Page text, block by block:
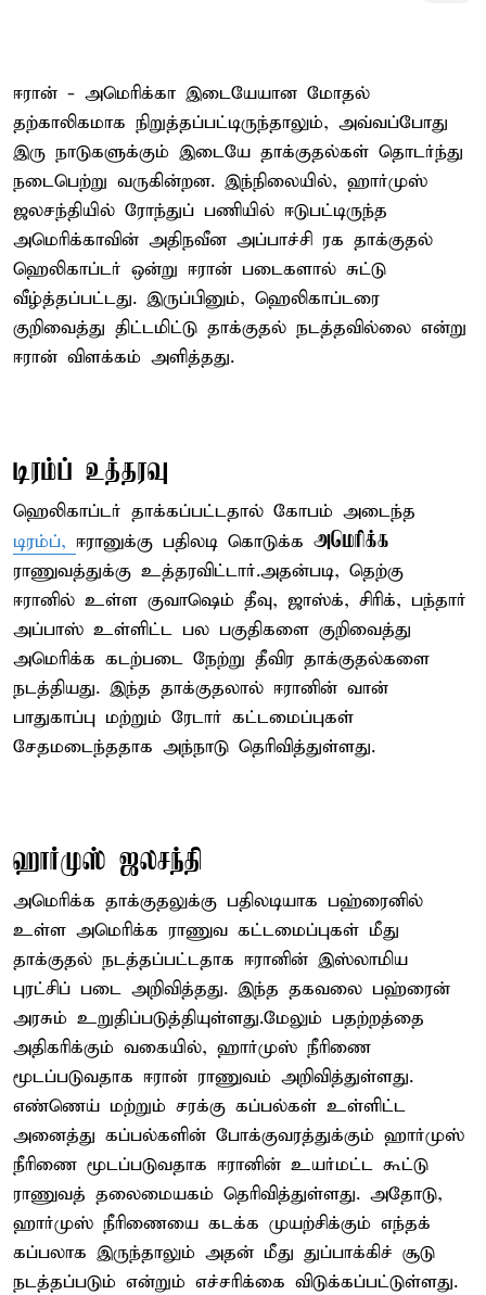
ஈரான் - அமெரிக்கா இடையேயான மோதல்
தற்காலிகமாக நிறுத்தப்பட்டிருந்தாலும், அவ்வப்போது
இரு நாடுகளுக்கும் இடையே தாக்குதல்கள் தொடர்ந்து
நடைபெற்று வருகின்றன. இந்நிலையில், ஹார்முஸ்
ஜலசந்தியில் ரோந்துப் பணியில் ஈடுபட்டிருந்த
அமெரிக்காவின் அதிநவீன அப்பாச்சி ரக தாக்குதல்
ஹெலிகாப்டர் ஒன்று ஈரான் படைகளால் சுட்டு
வீழ்த்தப்பட்டது. இருப்பினும், ஹெலிகாப்டரை
குறிவைத்து திட்டமிட்டு தாக்குதல் நடத்தவில்லை என்று
ஈரான் விளக்கம் அளித்தது.
டிரம்ப் உத்தரவு
ஹெலிகாப்டர் தாக்கப்பட்டதால் கோபம் அடைந்த
டிரம்ப், ஈரானுக்கு பதிலடி கொடுக்க அமெரிக்க
ராணுவத்துக்கு உத்தரவிட்டார்.அதன்படி, தெற்கு
ஈரானில் உள்ள குவாஷெம் தீவு, ஜாஸ்க், சிரிக், பந்தார்
அப்பாஸ் உள்ளிட்ட பல பகுதிகளை குறிவைத்து
அமெரிக்க கடற்படை நேற்று தீவிர தாக்குதல்களை
நடத்தியது. இந்த தாக்குதலால் ஈரானின் வான்
பாதுகாப்பு மற்றும் ரேடார் கட்டமைப்புகள்
சேதமடைந்ததாக அந்நாடு தெரிவித்துள்ளது.
ஹார்முஸ் ஜலசந்தி
அமெரிக்க தாக்குதலுக்கு பதிலடியாக பஹ்ரைனில்
உள்ள அமெரிக்க ராணுவ கட்டமைப்புகள் மீது
தாக்குதல் நடத்தப்பட்டதாக ஈரானின் இஸ்லாமிய
புரட்சிப் படை அறிவித்தது. இந்த தகவலை பஹ்ரைன்
அரசும் உறுதிப்படுத்தியுள்ளது.மேலும் பதற்றத்தை
அதிகரிக்கும் வகையில், ஹார்முஸ் நீரிணை
மூடப்படுவதாக ஈரான் ராணுவம் அறிவித்துள்ளது.
எண்ணெய் மற்றும் சரக்கு கப்பல்கள் உள்ளிட்ட
அனைத்து கப்பல்களின் போக்குவரத்துக்கும் ஹார்முஸ்
நீரிணை மூடப்படுவதாக ஈரானின் உயர்மட்ட கூட்டு
ராணுவத் தலைமையகம் தெரிவித்துள்ளது. அதோடு,
ஹார்முஸ் நீரிணையை கடக்க முயற்சிக்கும் எந்தக்
கப்பலாக இருந்தாலும் அதன் மீது துப்பாக்கிச் சூடு
நடத்தப்படும் என்றும் எச்சரிக்கை விடுக்கப்பட்டுள்ளது.